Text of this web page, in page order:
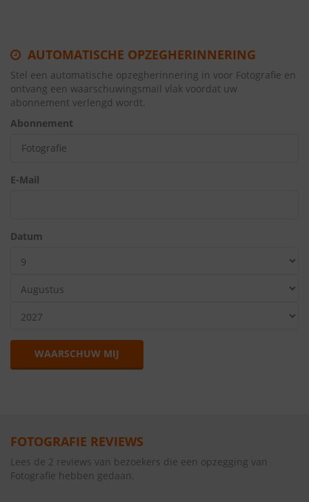
AUTOMATISCHE OPZEGHERINNERING
Stel een automatische opzegherinnering in voor Fotografie en
ontvang een waarschuwingsmail vlak voordat uw
abonnement verlengd wordt.
Abonnement
E-Mail
Datum
WAARSCHUW MIJ
FOTOGRAFIE REVIEWS
Lees de 2 reviews van bezoekers die een opzegging van
Fotografie hebben gedaan.